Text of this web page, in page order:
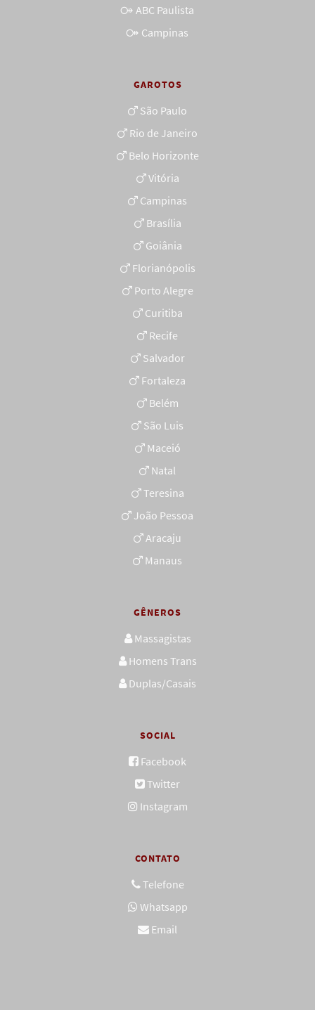
ABC Paulista
Campinas
GAROTOS
São Paulo
Rio de Janeiro
Belo Horizonte
Vitória
Campinas
Brasília
Goiânia
Florianópolis
Porto Alegre
Curitiba
Recife
Salvador
Fortaleza
Belém
São Luis
Maceió
Natal
Teresina
João Pessoa
Aracaju
Manaus
GÊNEROS
Massagistas
Homens Trans
Duplas/Casais
SOCIAL
Facebook
Twitter
Instagram
CONTATO
Telefone
Whatsapp
Email